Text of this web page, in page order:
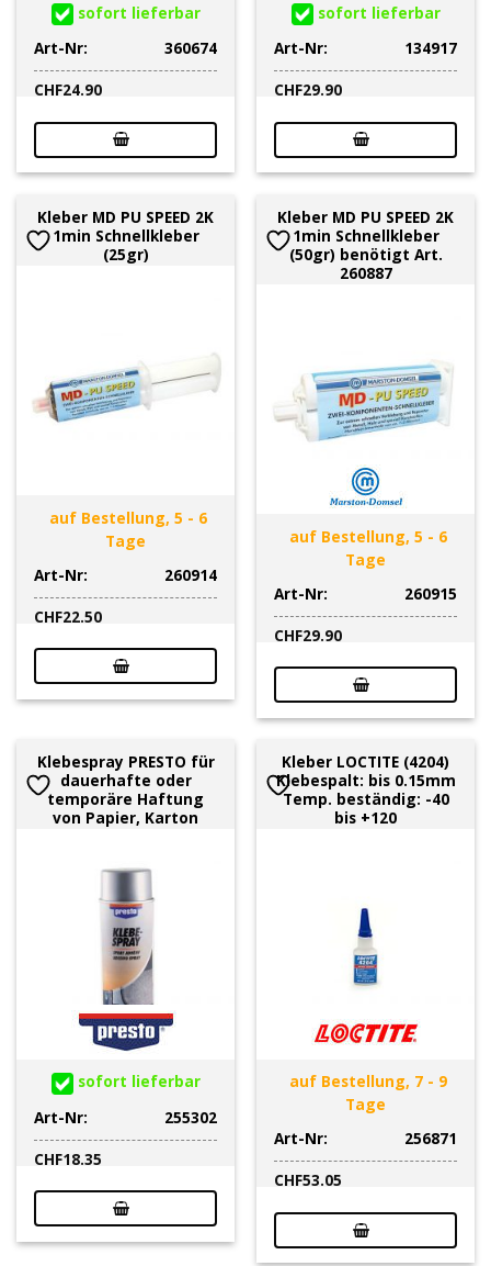
sofort lieferbar
Art-Nr:
360674
CHF24.90
sofort lieferbar
Art-Nr:
134917
CHF29.90
Kleber MD PU SPEED 2K
1min Schnellkleber
(25gr)
auf Bestellung, 5 - 6
Tage
Art-Nr:
260914
CHF22.50
Kleber MD PU SPEED 2K
1min Schnellkleber
(50gr) benötigt Art.
260887
auf Bestellung, 5 - 6
Tage
Art-Nr:
260915
CHF29.90
Klebespray PRESTO für
dauerhafte oder
temporäre Haftung
von Papier, Karton
sofort lieferbar
Art-Nr:
255302
CHF18.35
Kleber LOCTITE (4204)
Klebespalt: bis 0.15mm
Temp. beständig: -40
bis +120
auf Bestellung, 7 - 9
Tage
Art-Nr:
256871
CHF53.05